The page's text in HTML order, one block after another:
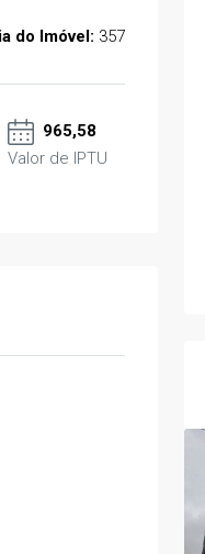
do Imóvel: 357
965,58
Valor de IPTU